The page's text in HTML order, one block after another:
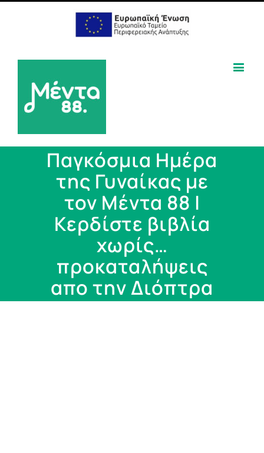
Παγκόσμια Ημέρα
της Γυναίκας με
τον Μέντα 88 |
Κερδίστε βιβλία
χωρίς…
προκαταλήψεις
απο την Διόπτρα